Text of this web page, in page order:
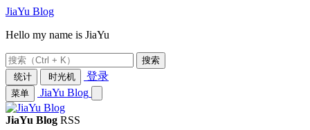
JiaYu Blog
Hello my name is JiaYu
搜索
统计
时光机 登录
菜单 JiaYu Blog
JiaYu Blog RSS